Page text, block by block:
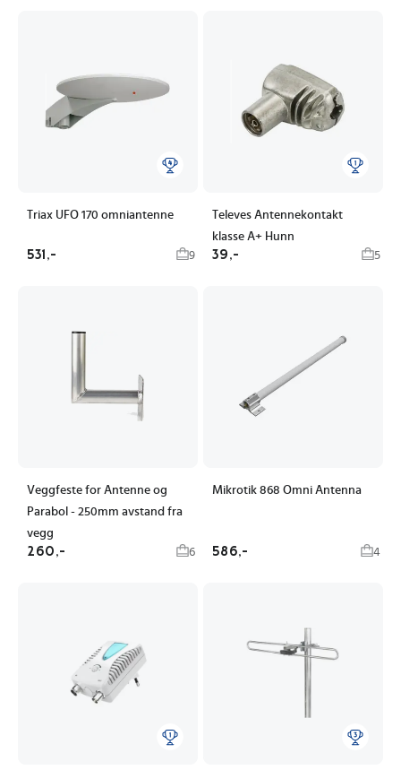
Triax UFO 170 omniantenne
531,- 9
Televes Antennekontakt
klasse A+ Hunn
39,- 5
Veggfeste for Antenne og
Parabol - 250mm avstand fra
vegg
260,- 6
Mikrotik 868 Omni Antenna
586,- 4